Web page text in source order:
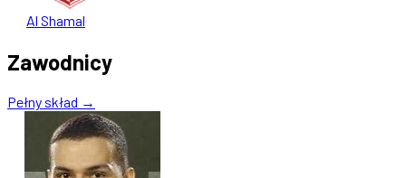
Al Shamal
Zawodnicy
Pełny skład →